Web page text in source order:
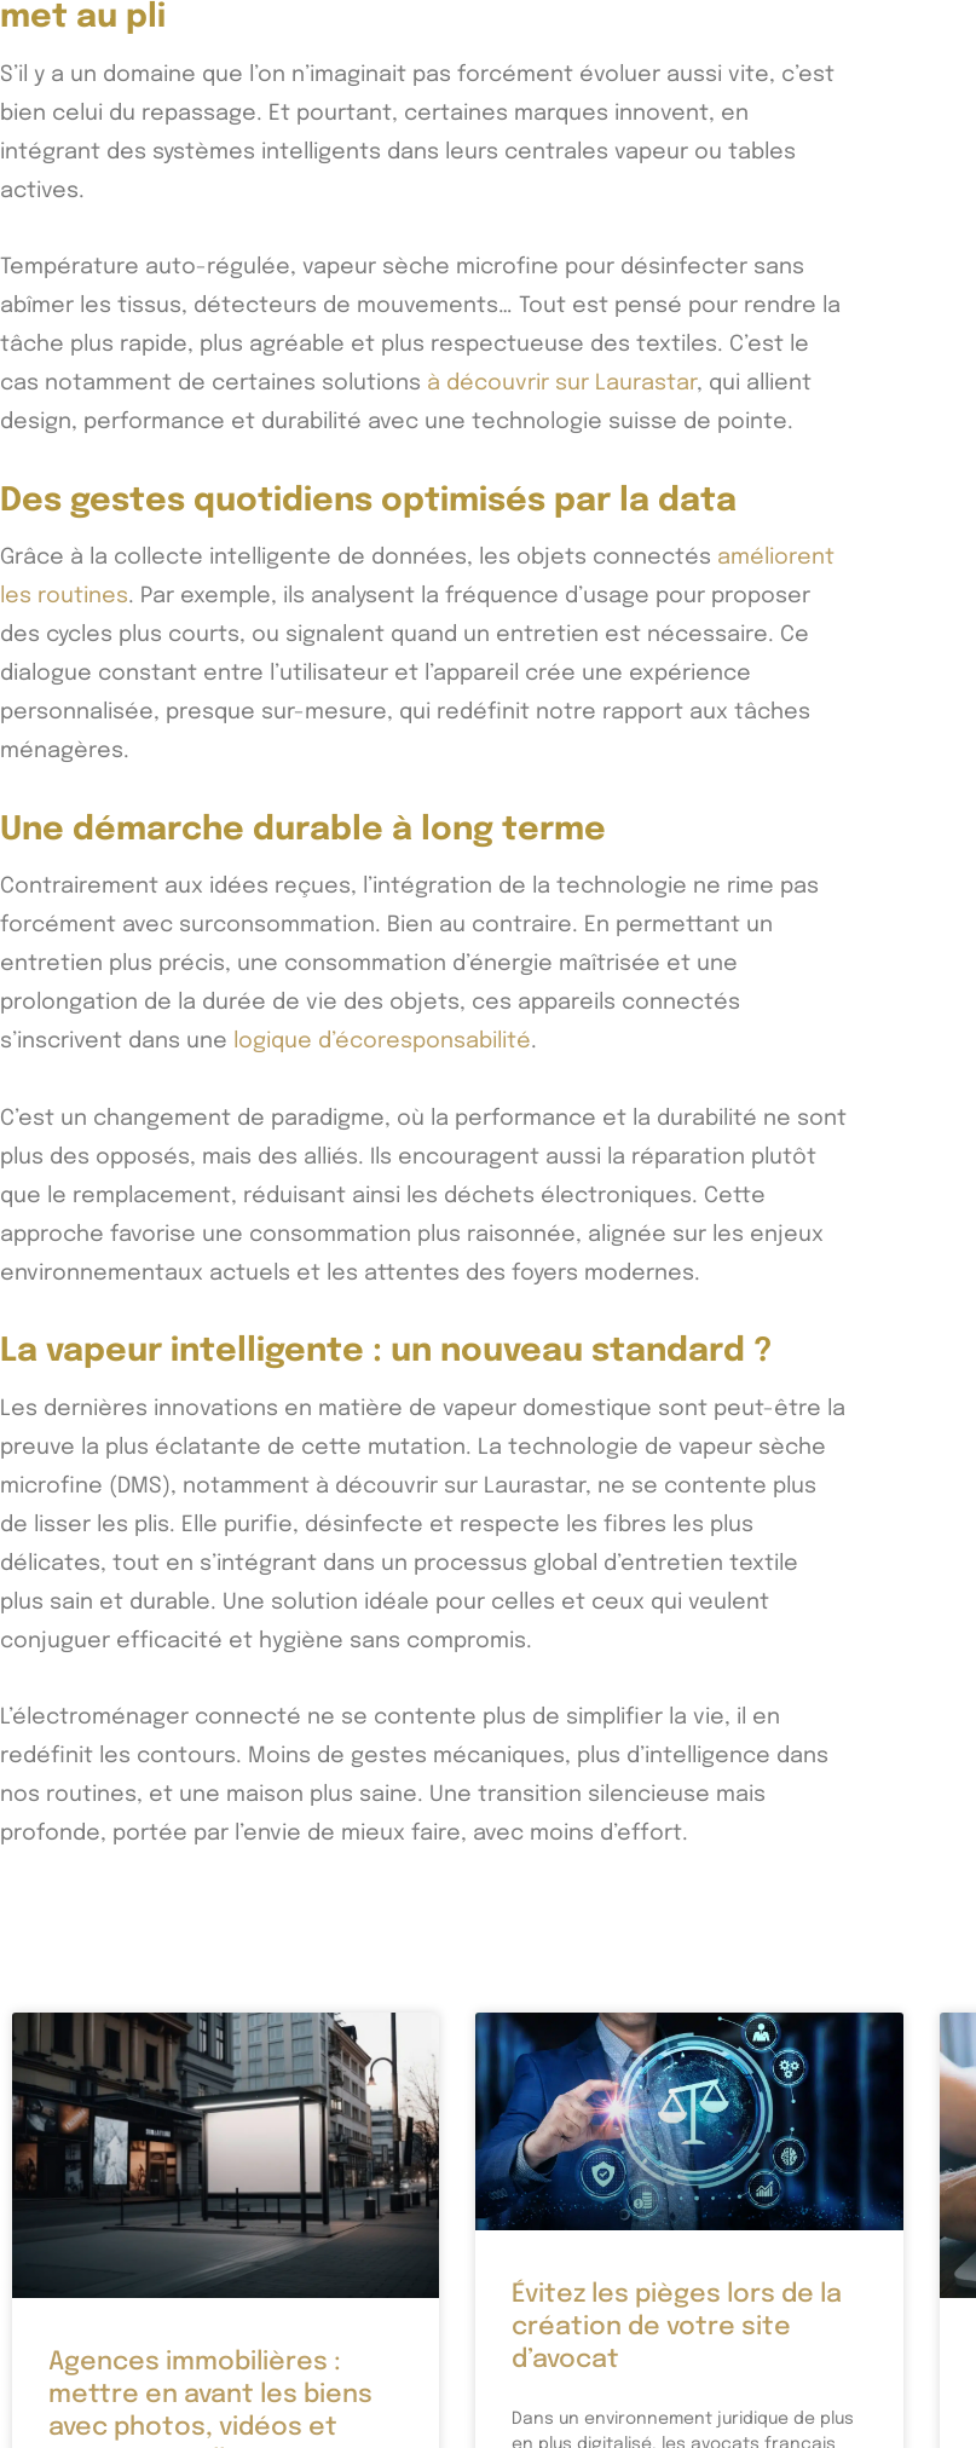
met au pli
S’il y a un domaine que l’on n’imaginait pas forcément évoluer aussi vite, c’est
bien celui du repassage. Et pourtant, certaines marques innovent, en
intégrant des systèmes intelligents dans leurs centrales vapeur ou tables
actives.
Température auto-régulée, vapeur sèche microfine pour désinfecter sans
abîmer les tissus, détecteurs de mouvements… Tout est pensé pour rendre la
tâche plus rapide, plus agréable et plus respectueuse des textiles. C’est le
cas notamment de certaines solutions à découvrir sur Laurastar, qui allient
design, performance et durabilité avec une technologie suisse de pointe.
Des gestes quotidiens optimisés par la data
Grâce à la collecte intelligente de données, les objets connectés améliorent
les routines. Par exemple, ils analysent la fréquence d’usage pour proposer
des cycles plus courts, ou signalent quand un entretien est nécessaire. Ce
dialogue constant entre l’utilisateur et l’appareil crée une expérience
personnalisée, presque sur-mesure, qui redéfinit notre rapport aux tâches
ménagères.
Une démarche durable à long terme
Contrairement aux idées reçues, l’intégration de la technologie ne rime pas
forcément avec surconsommation. Bien au contraire. En permettant un
entretien plus précis, une consommation d’énergie maîtrisée et une
prolongation de la durée de vie des objets, ces appareils connectés
s’inscrivent dans une
logique d’écoresponsabilité.
C’est un changement de paradigme, où la performance et la durabilité ne sont
plus des opposés, mais des alliés. Ils encouragent aussi la réparation plutôt
que le remplacement, réduisant ainsi les déchets électroniques. Cette
approche favorise une consommation plus raisonnée, alignée sur les enjeux
environnementaux actuels et les attentes des foyers modernes.
La vapeur intelligente : un nouveau standard ?
Les dernières innovations en matière de vapeur domestique sont peut-être la
preuve la plus éclatante de cette mutation. La technologie de vapeur sèche
microfine (DMS), notamment à découvrir sur Laurastar, ne se contente plus
de lisser les plis. Elle purifie, désinfecte et respecte les fibres les plus
délicates, tout en s’intégrant dans un processus global d’entretien textile
plus sain et durable. Une solution idéale pour celles et ceux qui veulent
conjuguer efficacité et hygiène sans compromis.
L’électroménager connecté ne se contente plus de simplifier la vie, il en
redéfinit les contours. Moins de gestes mécaniques, plus d’intelligence dans
nos routines, et une maison plus saine. Une transition silencieuse mais
profonde, portée par l’envie de mieux faire, avec moins d’effort.
Agences immobilières :
mettre en avant les biens
avec photos, vidéos et
Évitez les pièges lors de la
création de votre site
d’avocat
Dans un environnement juridique de plus
en plus digitalisé, les avocats français